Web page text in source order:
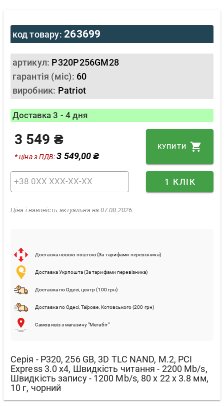
код товару:263699
артикул: P320P256GM28
гарантія (міс): 60
виробник: Patriot
Доставка 3 - 4 дня
3 549 ₴
* ціна з ПДВ:3 549,00 ₴
КУПИТИ
1 КЛІК
Ціна і наявність актуальна на 07.08.2026.
Доставка новою поштою (За тарифами перевізника)
Доставка Укрпошта (За тарифами перевізника)
Доставка по Одесі, центр (100 грн)
Доставка по Одесі, Таїрове, Котовського (200 грн)
Самовивіз з магазину "Мегабіт"
Серія - P320, 256 GB, 3D TLC NAND, M.2, PCI
Express 3.0 x4, Швидкість читання - 2200 Mb/s,
Швидкість запису - 1200 Mb/s, 80 x 22 x 3.8 мм,
10 г, чорний